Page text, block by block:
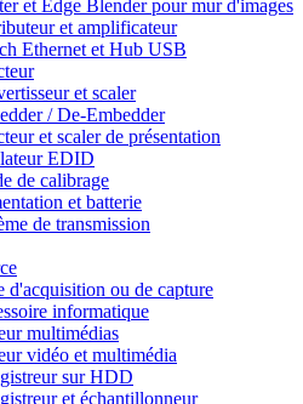
et Edge Blender pour mur d'images
et amplificateur
Ethernet et Hub USB
et scaler
/ De-Embedder
et scaler de présentation
EDID
de calibrage
et batterie
de transmission
d'acquisition ou de capture
informatique
multimédias
vidéo et multimédia
sur HDD
et échantillonneur